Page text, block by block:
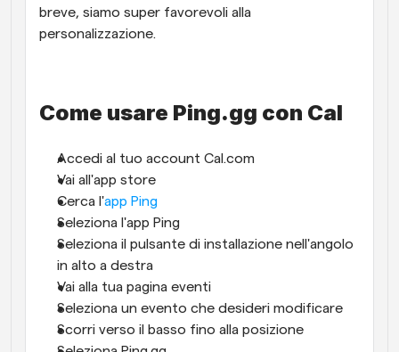
breve, siamo super favorevoli alla
personalizzazione.
Come usare Ping.gg con Cal
Accedi al tuo account Cal.com
Vai all'app store
Cerca l'app Ping
Seleziona l'app Ping
Seleziona il pulsante di installazione nell'angolo
in alto a destra
Vai alla tua pagina eventi
Seleziona un evento che desideri modificare
Scorri verso il basso fino alla posizione